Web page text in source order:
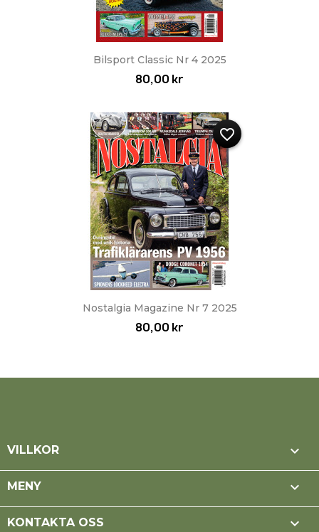
Bilsport Classic Nr 4 2025
80,00 kr
Nostalgia Magazine Nr 7 2025
80,00 kr
favorite_border
VILLKOR 
MENY 
KONTAKTA OSS 